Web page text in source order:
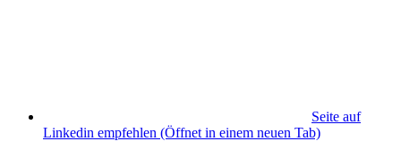
Seite auf
Linkedin empfehlen (Öffnet in einem neuen Tab)